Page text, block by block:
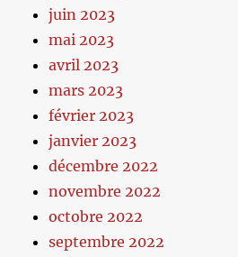
juin 2023
mai 2023
avril 2023
mars 2023
février 2023
janvier 2023
décembre 2022
novembre 2022
octobre 2022
septembre 2022